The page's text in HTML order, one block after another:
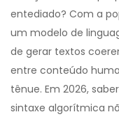
entediado? Com a
um modelo de
de gerar textos
entre conteúdo
tênue. Em 2026,
sintaxe algorítmica